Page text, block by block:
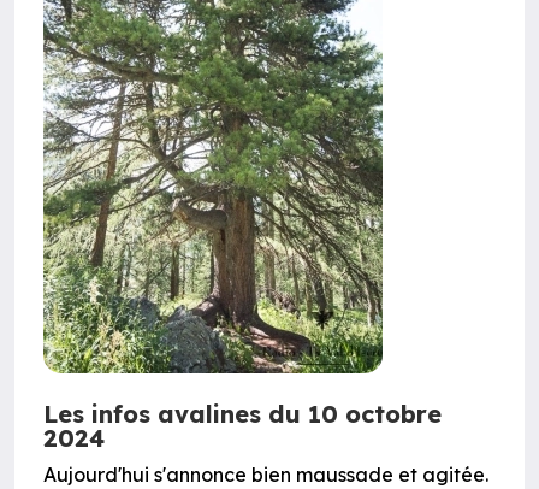
Les infos avalines du 10 octobre
2024
Aujourd'hui s'annonce bien maussade et agitée.